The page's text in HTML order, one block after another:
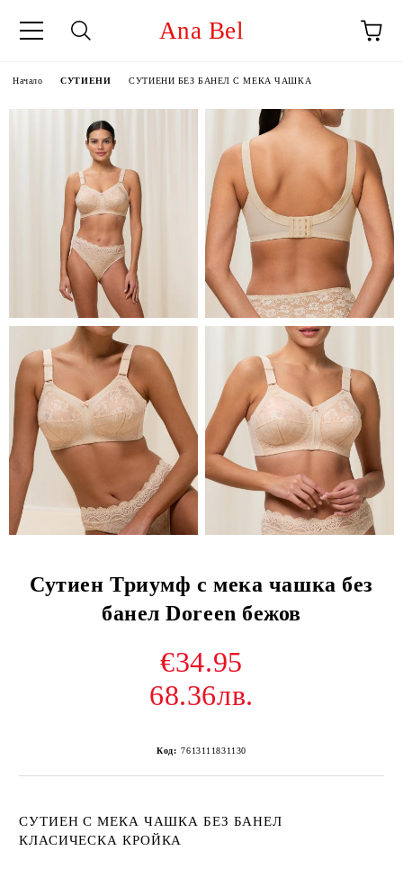
Ana Bel
Начало СУТИЕНИ СУТИЕНИ БЕЗ БАНЕЛ С МЕКА ЧАШКА
Сутиен Триумф с мека чашка без
банел Doreen бежов
€34.95
68.36лв.
Код: 7613111831130
СУТИЕН С МЕКА ЧАШКА БЕЗ БАНЕЛ
КЛАСИЧЕСКА КРОЙКА